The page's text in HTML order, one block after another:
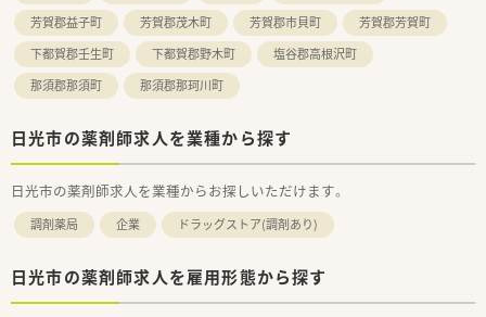
芳賀郡益子町
芳賀郡茂木町 芳賀郡市貝町
芳賀郡芳賀町
下都賀郡壬生町
下都賀郡野木町
塩谷郡高根沢町
那須郡那須町
那須郡那珂川町
日光市の薬剤師求人を業種から探す
日光市の薬剤師求人を業種からお探しいただけます。
調剤薬局 企業 ドラッグストア(調剤あり)
日光市の薬剤師求人を雇用形態から探す